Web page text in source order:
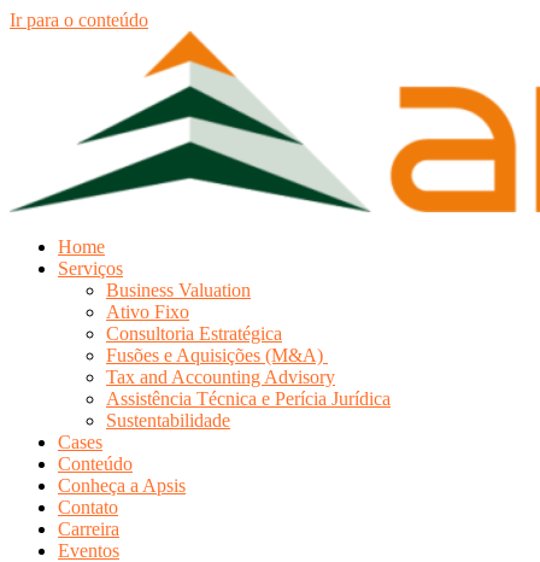
Ir para o conteúdo
Home
Serviços
Business Valuation
Ativo Fixo
Consultoria Estratégica
Fusões e Aquisições (M&A)
Tax and Accounting Advisory
Assistência Técnica e Perícia Jurídica
Sustentabilidade
Cases
Conteúdo
Conheça a Apsis
Contato
Carreira
Eventos